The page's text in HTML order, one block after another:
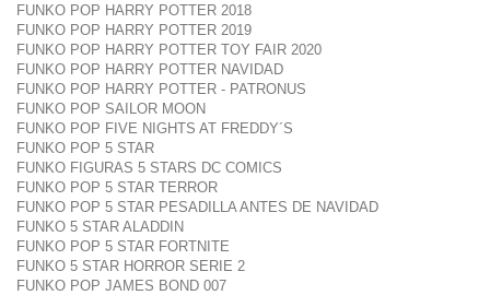
FUNKO POP HARRY POTTER 2018
FUNKO POP HARRY POTTER 2019
FUNKO POP HARRY POTTER TOY FAIR 2020
FUNKO POP HARRY POTTER NAVIDAD
FUNKO POP HARRY POTTER - PATRONUS
FUNKO POP SAILOR MOON
FUNKO POP FIVE NIGHTS AT FREDDY´S
FUNKO POP 5 STAR
FUNKO FIGURAS 5 STARS DC COMICS
FUNKO POP 5 STAR TERROR
FUNKO POP 5 STAR PESADILLA ANTES DE NAVIDAD
FUNKO 5 STAR ALADDIN
FUNKO POP 5 STAR FORTNITE
FUNKO 5 STAR HORROR SERIE 2
FUNKO POP JAMES BOND 007